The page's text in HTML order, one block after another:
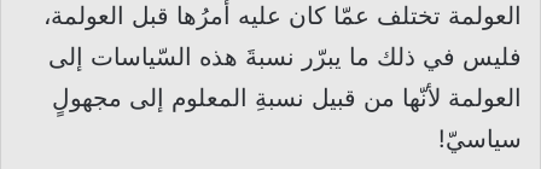
العولمة تختلف عمّا كان عليه أمرُها قبل العولمة،
فليس في ذلك ما يبرّر نسبةَ هذه السّياسات إلى
العولمة لأنّها من قبيل نسبةِ المعلوم إلى مجهولٍ
سياسيّ!